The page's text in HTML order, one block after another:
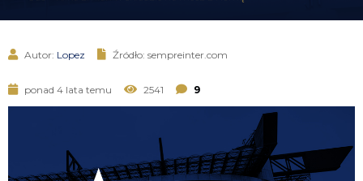
PUCHARY
DLA TIFOSICH
SERWIS
Autor: Lopez Źródło: sempreinter.com
ponad 4 lata temu 2541 9